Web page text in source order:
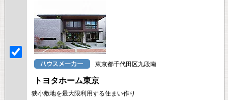
東京都千代田区九段南
トヨタホーム東京
狭小敷地を最大限利用する住まい作り